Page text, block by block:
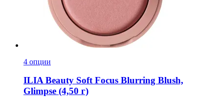
4 опции
ILIA Beauty Soft Focus Blurring Blush,
Glimpse (4,50 г)